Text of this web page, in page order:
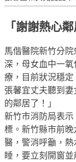
「謝謝熱心鄰
馬偕醫院新竹分
深，母女血中一
療，目前狀況穩定
張馨宜丈夫聽到
的鄰居了！」
新竹市消防局表
標。新竹縣市前
醫，警消呼籲，
睡，要立刻開窗